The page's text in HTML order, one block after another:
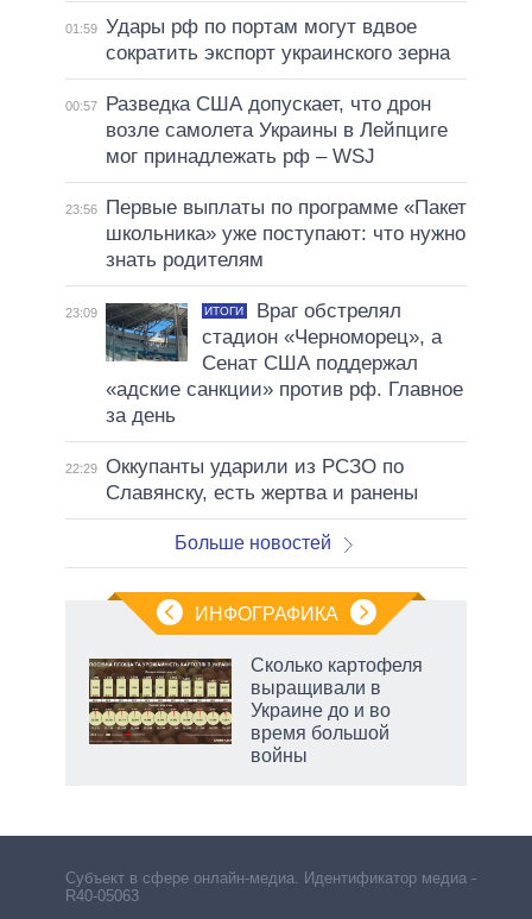
01:59 Удары рф по портам могут вдвое
сократить экспорт украинского зерна
00:57
Разведка США допускает, что дрон
возле самолета Украины в Лейпциге
мог принадлежать рф – WSJ
23:56
Первые выплаты по программе «Пакет
школьника» уже поступают: что нужно
знать родителям
23:09 ИТОГИ
Враг обстрелял
стадион «Черноморец», а
Сенат США поддержал
«адские санкции» против рф. Главное
за день
22:29 Оккупанты ударили из РСЗО по
Славянску, есть жертва и ранены
Больше новостей
ИНФОГРАФИКА
Сколько картофеля
выращивали в
Украине до и во
время большой
войны
Субъект в сфере онлайн-медиа. Идентификатор медиа –
R40-05063